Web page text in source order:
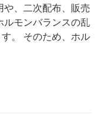
や、二次配布、販売
ルモンバランスの乱
。 そのため、ホル